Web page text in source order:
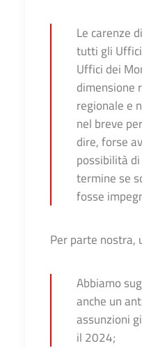
Le carenze
tutti gli
Uffici dei
dimensione
regionale e
nel breve
dire, forse
possibilità
termine se
fosse
Per parte nostra,
Abbiamo
anche un
assunzioni
il 2024;